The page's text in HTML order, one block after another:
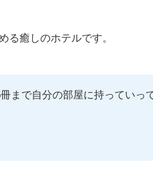
る癒しのホテルです。
まで自分の部屋に持っていっ